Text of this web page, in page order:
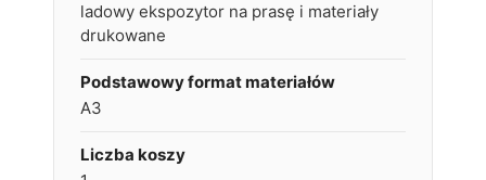
ladowy ekspozytor na prasę i materiały
drukowane
Podstawowy format materiałów
A3
Liczba koszy